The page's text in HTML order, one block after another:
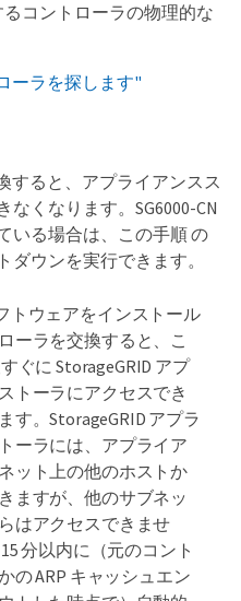
コントローラの物理的な
ーラを探します"
すると、アプライアンスス
なくなります。SG6000-CN
いる場合は、この手順 の
ウンを実行できます。
トウェアをインストール
ーラを交換すると、こ
ぐに StorageGRID アプ
トーラにアクセスでき
す。StorageGRID アプラ
ーラには、アプライア
ット上の他のホストか
ますが、他のサブネッ
はアクセスできませ
分以内に（元のコント
の ARP キャッシュエン